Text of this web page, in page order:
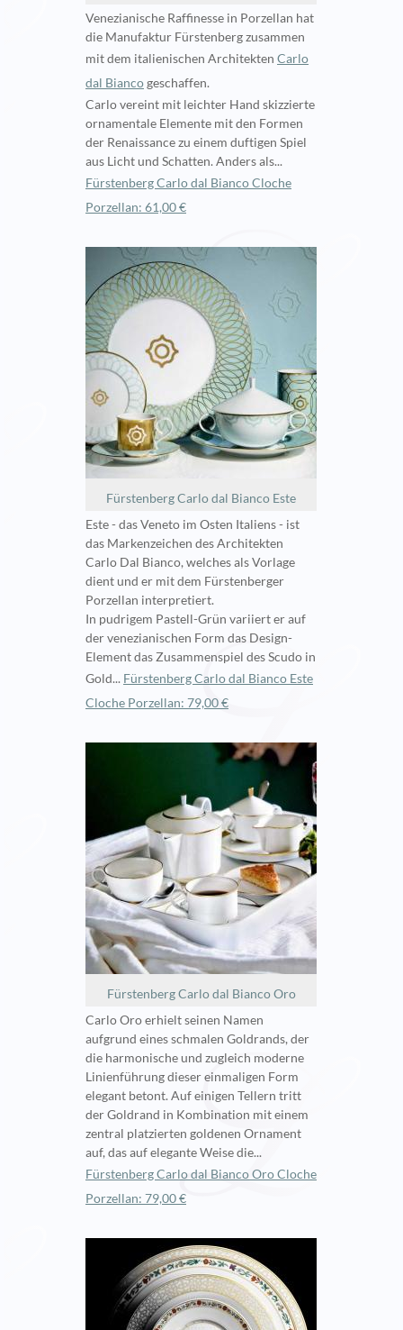
Venezianische Raffinesse in Porzellan hat
die Manufaktur Fürstenberg zusammen
mit dem italienischen Architekten Carlo
dal Biancogeschaffen.
Carlo vereint mit leichter Hand skizzierte
ornamentale Elemente mit den Formen
der Renaissance zu einem duftigen Spiel
aus Licht und Schatten. Anders als...
Fürstenberg Carlo dal Bianco Cloche
Porzellan: 61,00 €
Fürstenberg Carlo dal Bianco Este
Este - das Veneto im Osten Italiens - ist
das Markenzeichen des Architekten
Carlo Dal Bianco, welches als Vorlage
dient und er mit dem Fürstenberger
Porzellan interpretiert.
In pudrigem Pastell-Grün variiert er auf
der venezianischen Form das Design-
Element das Zusammenspiel des Scudo in
Gold... Fürstenberg Carlo dal Bianco Este
Cloche Porzellan: 79,00 €
Fürstenberg Carlo dal Bianco Oro
Carlo Oro erhielt seinen Namen
aufgrund eines schmalen Goldrands, der
die harmonische und zugleich moderne
Linienführung dieser einmaligen Form
elegant betont. Auf einigen Tellern tritt
der Goldrand in Kombination mit einem
zentral platzierten goldenen Ornament
auf, das auf elegante Weise die...
Fürstenberg Carlo dal Bianco Oro Cloche
Porzellan: 79,00 €